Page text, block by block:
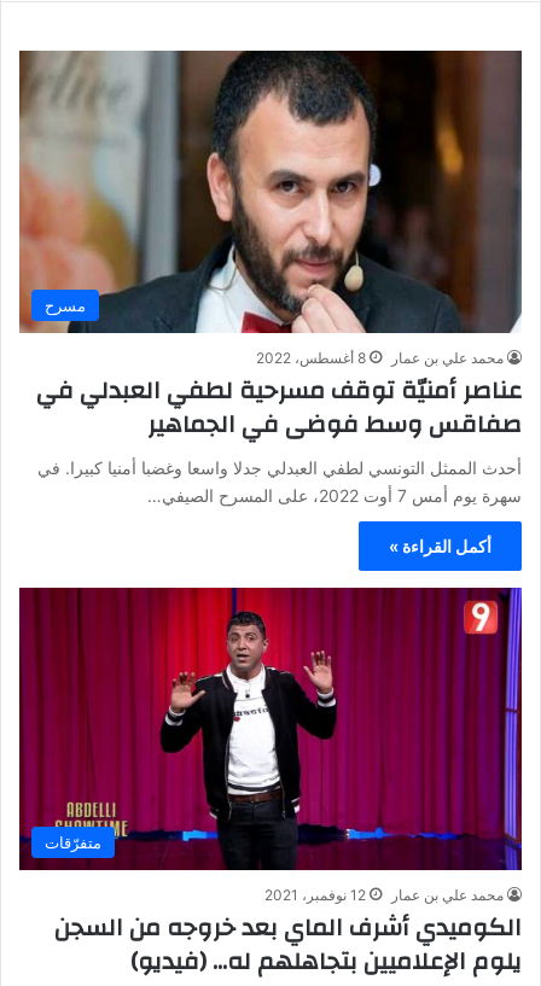
مسرح
محمد علي بن عمار 8 أغسطس، 2022
عناصر أمنيّة توقف مسرحية لطفي العبدلي في
صفاقس وسط فوضى في الجماهير
أحدث الممثل التونسي لطفي العبدلي جدلا واسعا وغضبا أمنيا كبيرا. في
سهرة يوم أمس 7 أوت 2022، على المسرح الصيفي…
أكمل القراءة »
متفرّقات
محمد علي بن عمار 12 نوفمبر، 2021
الكوميدي أشرف الماي بعد خروجه من السجن
يلوم الإعلاميين بتجاهلهم له… (فيديو)